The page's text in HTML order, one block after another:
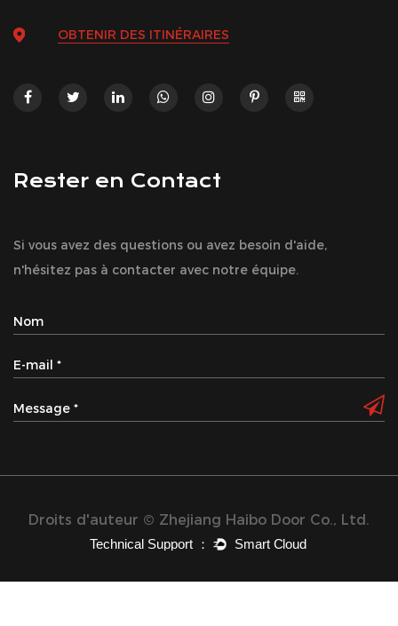
OBTENIR DES ITINÉRAIRES
Rester en Contact
Si vous avez des questions ou avez besoin d'aide,
n'hésitez pas à contacter avec notre équipe.
Droits d'auteur © Zhejiang Haibo Door Co., Ltd.